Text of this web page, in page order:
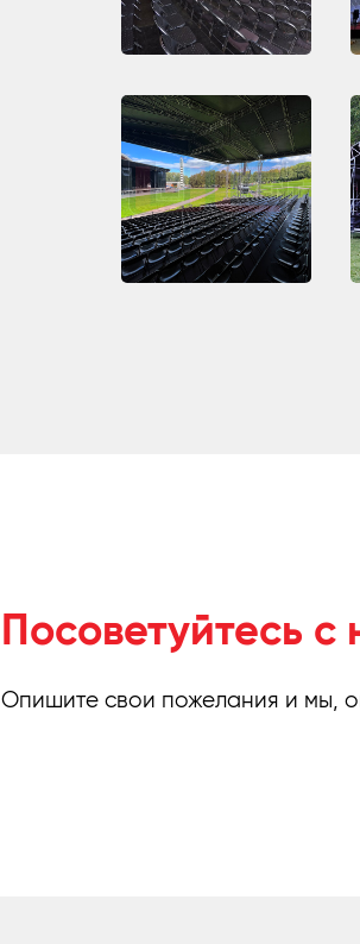
Посоветуйтесь
Опишите свои пожелания и мы,